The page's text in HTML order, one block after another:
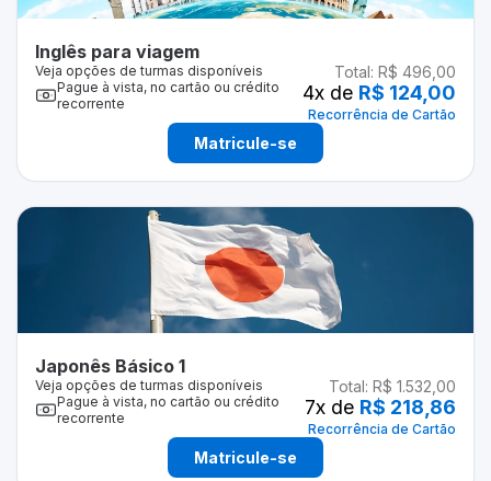
Inglês para viagem
Veja opções de turmas disponíveis
Pague à vista, no cartão ou crédito
recorrente
Total: R$ 496,00
4x de R$ 124,00
Recorrência de Cartão
Matricule-se
Japonês Básico 1
Veja opções de turmas disponíveis
Pague à vista, no cartão ou crédito
recorrente
Total: R$ 1.532,00
7x de R$ 218,86
Recorrência de Cartão
Matricule-se